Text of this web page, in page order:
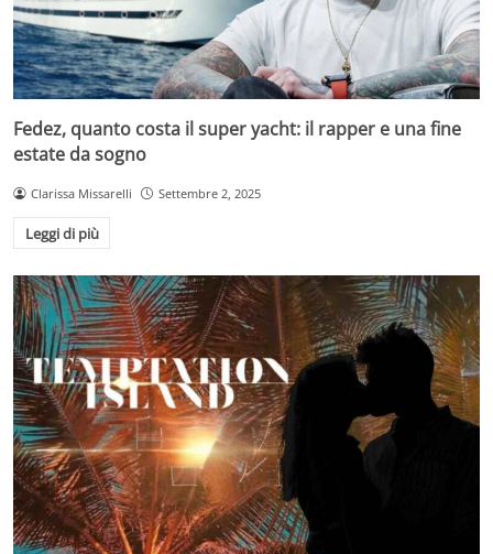
Fedez, quanto costa il super yacht: il rapper e una fine
estate da sogno
Clarissa Missarelli Settembre 2, 2025
Leggi di più